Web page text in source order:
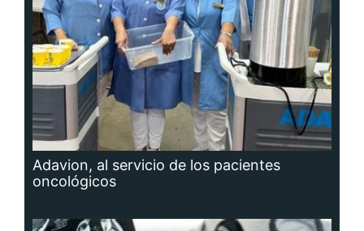
Adavion, al servicio de los pacientes
oncológicos